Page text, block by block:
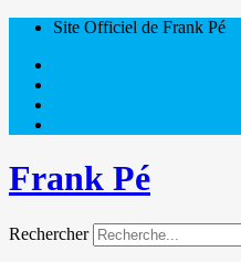
Site Officiel de Frank Pé
Frank Pé
Rechercher